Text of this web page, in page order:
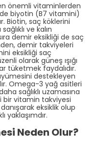
önemli vitaminlerden
biyotin (B7 vitamini)
Biotin, saç köklerini
ve kalın
demir eksikliği de saç
demir takviyeleri
eksikliği saç
olarak güneş ışığı
tüketmek faydalıdır.
destekleyen
Omega-3 yağ asitleri
sağlıklı uzamasına
bir vitamin takviyesi
eksiklik olup
yaklaşımdır.
Neden Olur?